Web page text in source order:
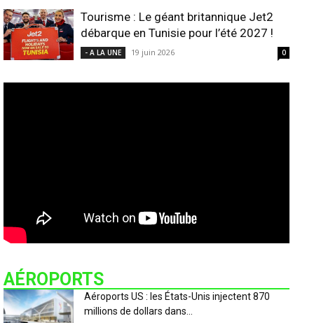
Tourisme : Le géant britannique Jet2
débarque en Tunisie pour l’été 2027 !
- A LA UNE 19 juin 2026 0
AÉROPORTS
Aéroports US : les États-Unis injectent 870
millions de dollars dans...